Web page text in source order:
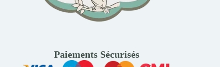
Paiements Sécurisés